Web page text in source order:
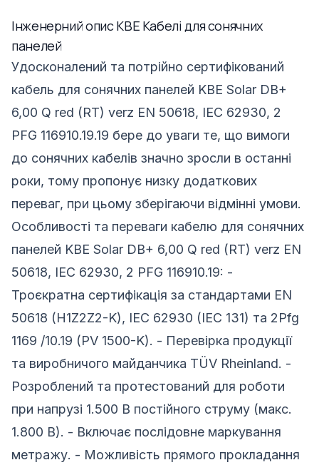
Інженерний опис KBE Кабелі для сонячних
панелей
Удосконалений та потрійно сертифікований
кабель для сонячних панелей KBE Solar DB+
6,00 Q red (RT) verz EN 50618, IEC 62930, 2
PFG 116910.19.19 бере до уваги те, що вимоги
до сонячних кабелів значно зросли в останні
роки, тому пропонує низку додаткових
переваг, при цьому зберігаючи відмінні умови.
Особливості та переваги кабелю для сонячних
панелей KBE Solar DB+ 6,00 Q red (RT) verz EN
50618, IEC 62930, 2 PFG 116910.19: -
Троєкратна сертифікація за стандартами EN
50618 (H1Z2Z2-K), IEC 62930 (IEC 131) та 2Pfg
1169 /10.19 (PV 1500-K). - Перевірка продукції
та виробничого майданчика TÜV Rheinland. -
Розроблений та протестований для роботи
при напрузі 1.500 В постійного струму (макс.
1.800 В). - Включає послідовне маркування
метражу. - Можливість прямого прокладання